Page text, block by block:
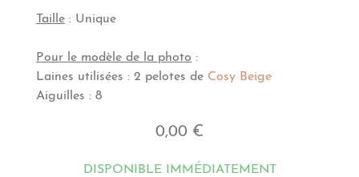
Taille : Unique
Pour le modèle de la photo :
Laines utilisées : 2 pelotes de Cosy Beige
Aiguilles : 8
0,00 €
DISPONIBLE IMMÉDIATEMENT